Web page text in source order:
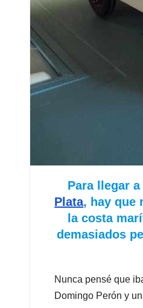
Para llegar
Plata, hay que
la costa
demasiados
Nunca pensé que
Domingo Perón y